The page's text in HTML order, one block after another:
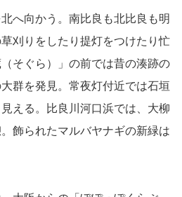
へ向かう。南比良も北比良も明
刈りをしたり提灯をつけたり忙
そぐら）」の前では昔の湊跡の
群を発見。常夜灯付近では石垣
える。比良川河口浜では、大柳
飾られたマルバヤナギの新緑は